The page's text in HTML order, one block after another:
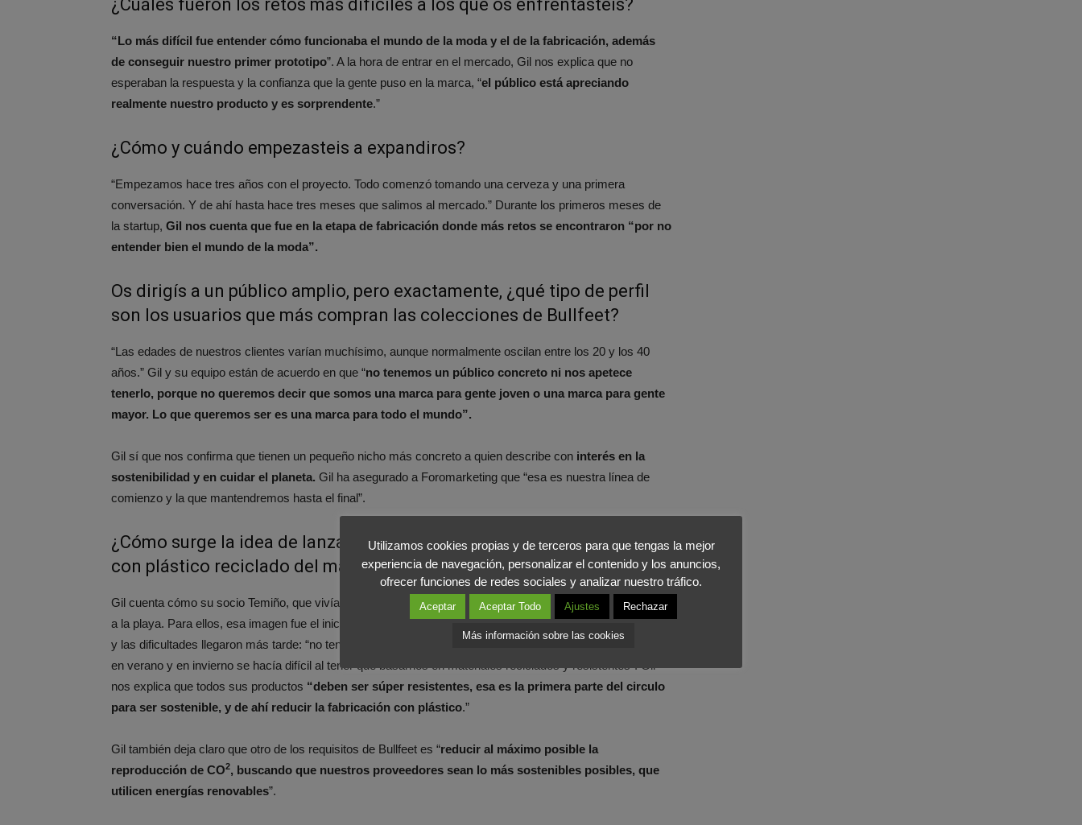
¿Cuáles fueron los retos más difíciles a los que os enfrentasteis?
“Lo más difícil fue entender cómo funcionaba el mundo de la moda y el de la fabricación, además
de conseguir nuestro primer prototipo”. A la hora de entrar en el mercado, Gil nos explica que no
esperaban la respuesta y la confianza que la gente puso en la marca, “el público está apreciando
realmente nuestro producto y es sorprendente.”
¿Cómo y cuándo empezasteis a expandiros?
“Empezamos hace tres años con el proyecto. Todo comenzó tomando una cerveza y una primera
conversación. Y de ahí hasta hace tres meses que salimos al mercado.” Durante los primeros meses de
la startup, Gil nos cuenta que fue en la etapa de fabricación donde más retos se encontraron “por no
entender bien el mundo de la moda”.
Os dirigís a un público amplio, pero exactamente, ¿qué tipo de perfil
son los usuarios que más compran las colecciones de Bullfeet?
“Las edades de nuestros clientes varían muchísimo, aunque normalmente oscilan entre los 20 y los 40
años.” Gil y su equipo están de acuerdo en que “no tenemos un público concreto ni nos apetece
tenerlo, porque no queremos decir que somos una marca para gente joven o una marca para gente
mayor. Lo que queremos ser es una marca para todo el mundo”.
Gil sí que nos confirma que tienen un pequeño nicho más concreto a quien describe con interés en la
sostenibilidad y en cuidar el planeta. Gil ha asegurado a Foromarketing que “esa es nuestra línea de
comienzo y la que mantendremos hasta el final”.
¿Cómo surge la idea de lanzar una colección de calzado fabricado
con plástico reciclado del mar?
Gil cuenta cómo su socio Temiño, que vivía en la zona costera, veía llegar plástico y materiales fabricados
a la playa. Para ellos, esa imagen fue el inicio de la idea que luego se convertiría en la colección. Los retos
y las dificultades llegaron más tarde: “no teníamos conocimientos de moda y querer sacar una colección
en verano y en invierno se hacía difícil al tener que basarnos en materiales reciclados y resistentes”. Gil
nos explica que todos sus productos “deben ser súper resistentes, esa es la primera parte del circulo
para ser sostenible, y de ahí reducir la fabricación con plástico.”
Gil también deja claro que otro de los requisitos de Bullfeet es “reducir al máximo posible la
reproducción de CO2, buscando que nuestros proveedores sean lo más sostenibles posibles, que
utilicen energías renovables”.
Utilizamos cookies propias y de terceros para que tengas la mejor
experiencia de navegación, personalizar el contenido y los anuncios,
ofrecer funciones de redes sociales y analizar nuestro tráfico.
Aceptar Aceptar Todo Ajustes Rechazar
Más información sobre las cookies